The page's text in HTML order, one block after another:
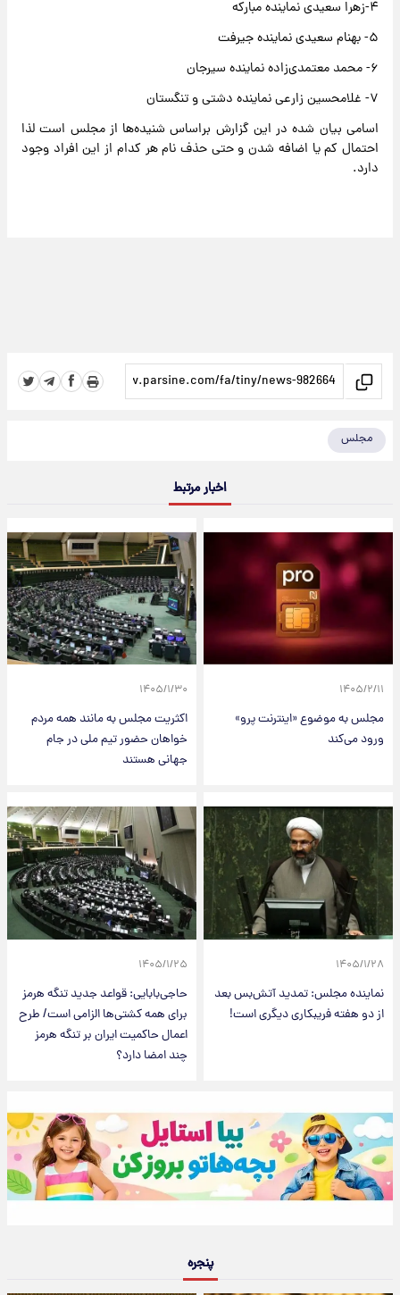
۴-زهرا سعیدی نماینده مبارکه
۵- بهنام سعیدی نماینده جیرفت
۶- محمد معتمدی‌زاده نماینده سیرجان
۷- غلامحسین زارعی نماینده دشتی و تنگستان
اسامی بیان شده در این گزارش براساس شنیده‌ها از مجلس است لذا
احتمال کم یا اضافه شدن و حتی حذف نام هر کدام از این افراد وجود
دارد.
مجلس
اخبار مرتبط
۱۴۰۵/۲/۱۱
مجلس به موضوع «اینترنت پرو»
ورود می‌کند
۱۴۰۵/۱/۳۰
اکثریت مجلس به مانند همه مردم
خواهان حضور تیم ملی در جام
جهانی هستند
۱۴۰۵/۱/۲۸
نماینده مجلس: تمدید آتش‌بس بعد
از دو هفته فریبکاری دیگری است!
۱۴۰۵/۱/۲۵
حاجی‌بابایی: قواعد جدید تنگه هرمز
برای همه کشتی‌ها الزامی است/ طرح
اعمال حاکمیت ایران بر تنگه هرمز
چند امضا دارد؟
پنجره